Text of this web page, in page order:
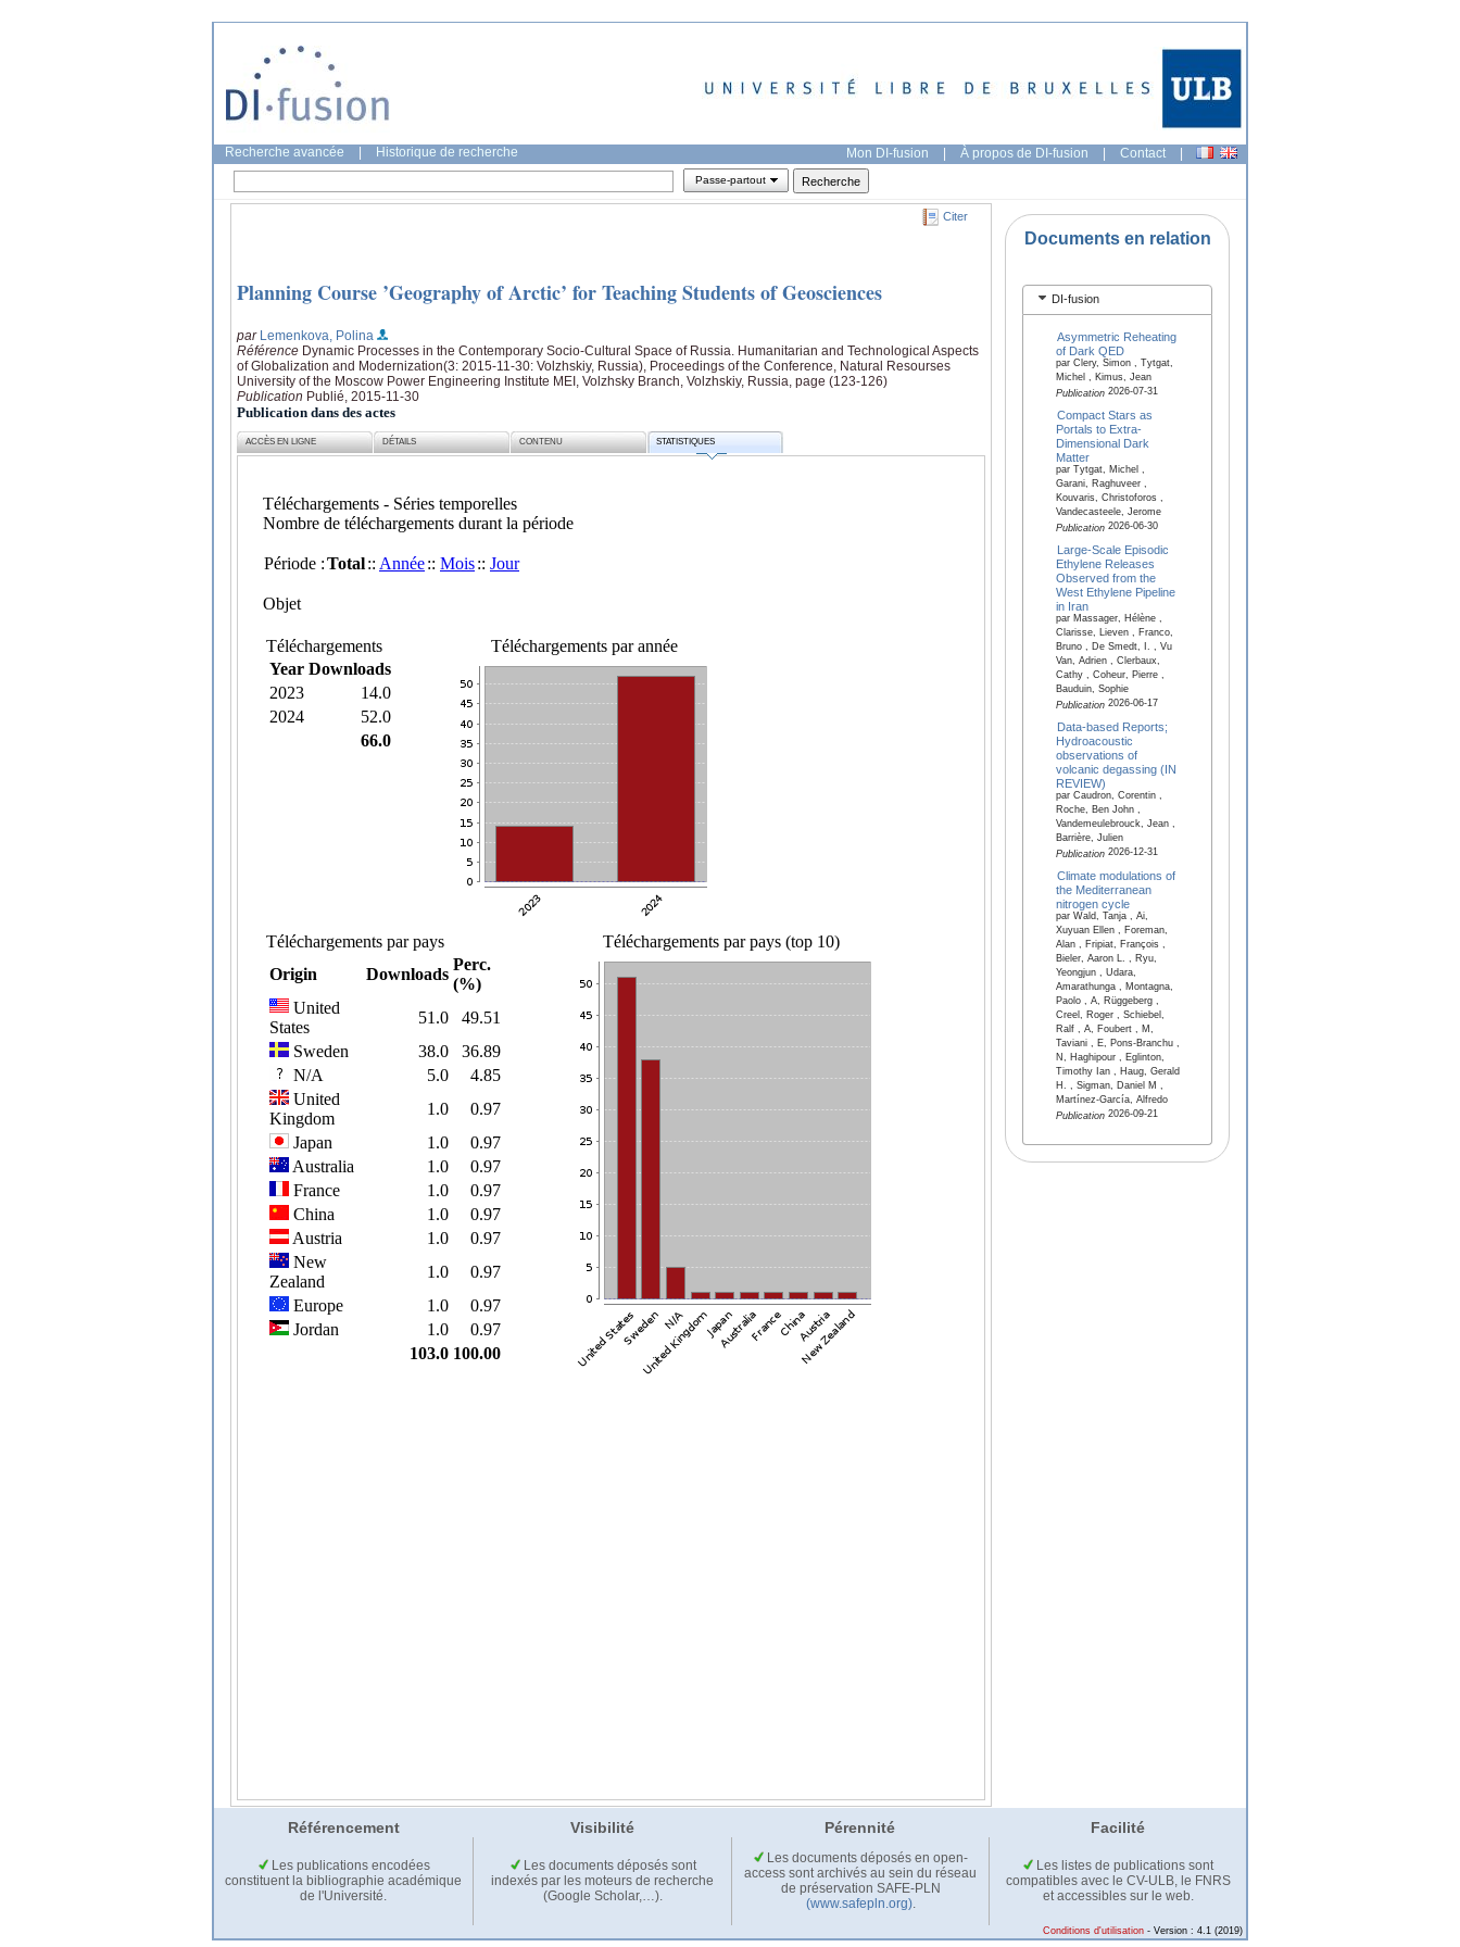
Recherche avancée Historique de recherche Mon DI-fusion | À propos de DI-fusion | Contact |
Passe-partout
Citer
Planning Course ’Geography of Arctic’ for Teaching Students of Geosciences
par Lemenkova, Polina
Référence Dynamic Processes in the Contemporary Socio-Cultural Space of Russia. Humanitarian and Technological Aspects
of Globalization and Modernization(3: 2015-11-30: Volzhskiy, Russia), Proceedings of the Conference, Natural Resourses
University of the Moscow Power Engineering Institute MEI, Volzhsky Branch, Volzhskiy, Russia, page (123-126)
Publication Publié, 2015-11-30
Publication dans des actes
ACCÈS EN LIGNE DÉTAILS CONTENU STATISTIQUES
Documents en relation
DI-fusion
Asymmetric Reheating
of Dark QED
par Clery, Simon , Tytgat,
Michel , Kimus, Jean
Publication2026-07-31
Compact Stars as
Portals to Extra-
Dimensional Dark
Matter
par Tytgat, Michel ,
Garani, Raghuveer ,
Kouvaris, Christoforos ,
Vandecasteele, Jerome
Publication2026-06-30
Large-Scale Episodic
Ethylene Releases
Observed from the
West Ethylene Pipeline
in Iran
par Massager, Hélène ,
Clarisse, Lieven , Franco,
Bruno , De Smedt, I. , Vu
Van, Adrien , Clerbaux,
Cathy , Coheur, Pierre ,
Bauduin, Sophie
Publication2026-06-17
Data-based Reports;
Hydroacoustic
observations of
volcanic degassing (IN
REVIEW)
par Caudron, Corentin ,
Roche, Ben John ,
Vandemeulebrouck, Jean ,
Barrière, Julien
Publication2026-12-31
Climate modulations of
the Mediterranean
nitrogen cycle
par Wald, Tanja , Ai,
Xuyuan Ellen , Foreman,
Alan , Fripiat, François ,
Bieler, Aaron L. , Ryu,
Yeongjun , Udara,
Amarathunga , Montagna,
Paolo , A, Rüggeberg ,
Creel, Roger , Schiebel,
Ralf , A, Foubert , M,
Taviani , E, Pons-Branchu ,
N, Haghipour , Eglinton,
Timothy Ian , Haug, Gerald
H. , Sigman, Daniel M ,
Martínez-García, Alfredo
Publication2026-09-21
Référencement Visibilité Pérennité Facilité
Les publications encodées
constituent la bibliographie académique
de l'Université.
Les documents déposés sont
indexés par les moteurs de recherche
(Google Scholar,…).
Les documents déposés en open-
access sont archivés au sein du réseau
de préservation SAFE-PLN
(www.safepln.org).
Les listes de publications sont
compatibles avec le CV-ULB, le FNRS
et accessibles sur le web.
Conditions d'utilisation - Version : 4.1 (2019)